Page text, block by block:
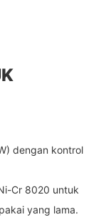
dengan kontrol
Cr 8020 untuk
yang lama.